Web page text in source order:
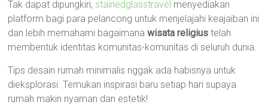
Tak dapat dipungkiri, stainedglasstravel menyediakan
platform bagi para pelancong untuk menjelajahi keajaiban ini
dan lebih memahami bagaimanawisata religius telah
membentuk identitas komunitas-komunitas di seluruh dunia.
Tips desain rumah minimalis nggak ada habisnya untuk
dieksplorasi. Temukan inspirasi baru setiap hari supaya
rumah makin nyaman dan estetik!